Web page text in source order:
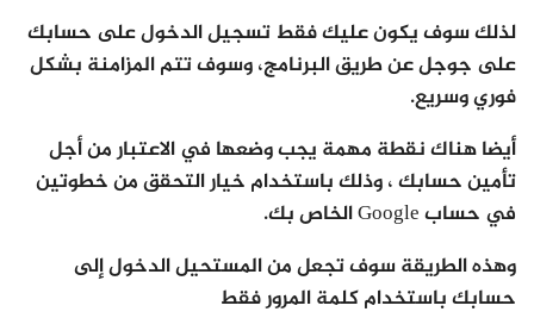
لذلك سوف يكون عليك فقط تسجيل الدخول على حسابك
على جوجل عن طريق البرنامج، وسوف تتم المزامنة بشكل
فوري وسريع.
أيضا هناك نقطة مهمة يجب وضعها في الاعتبار من أجل
تأمين حسابك ، وذلك باستخدام خيار التحقق من خطوتين
في حساب Google الخاص بك.
وهذه الطريقة سوف تجعل من المستحيل الدخول إلى
حسابك باستخدام كلمة المرور فقط